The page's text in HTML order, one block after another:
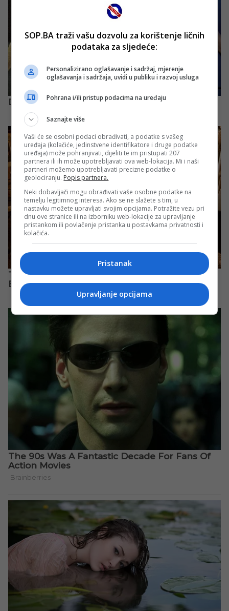
SOP.BA traži vašu dozvolu za korištenje ličnih
podataka za sljedeće:
Personalizirano oglašavanje i sadržaj, mjerenje
oglašavanja i sadržaja, uvidi u publiku i razvoj usluga
Pohrana i/ili pristup podacima na uređaju
Saznajte više
Vaši će se osobni podaci obrađivati, a podatke s vašeg
uređaja (kolačiće, jedinstvene identifikatore i druge podatke
uređaja) može pohranjivati, dijeliti te im pristupati 207
partnera ili ih može upotrebljavati ova web-lokacija. Mi i naši
partneri možemo upotrebljavati precizne podatke o
geolociranju. Popis partnera.
Neki dobavljači mogu obrađivati vaše osobne podatke na
temelju legitimnog interesa. Ako se ne slažete s tim, u
nastavku možete upravljati svojim opcijama. Potražite vezu pri
dnu ove stranice ili na izborniku web-lokacije za upravljanje
pristankom ili povlačenje pristanka u postavkama privatnosti i
kolačića.
Pristanak
Upravljanje opcijama